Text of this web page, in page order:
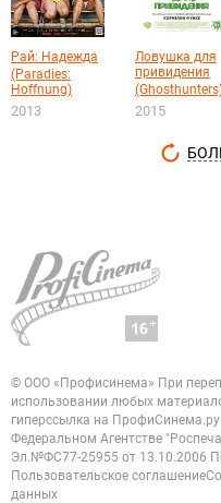
Рай: Надежда
(Paradies:
Hoffnung)
2013
Ловушка для
привидения
2015
© ООО «Профисинема» При
использовании любых
гиперссылка на ПрофиСинема.ру
Федеральном Агентстве
Эл.№ФС77-25955 от 13.10.2006
Пользовательское соглашение
данных